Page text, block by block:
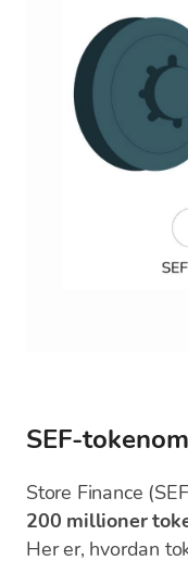
SEF-
Store Finance
200 millioner
Her er, hvordan